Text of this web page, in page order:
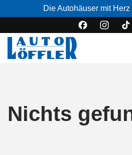
Die Autohäuser mit
Nichts